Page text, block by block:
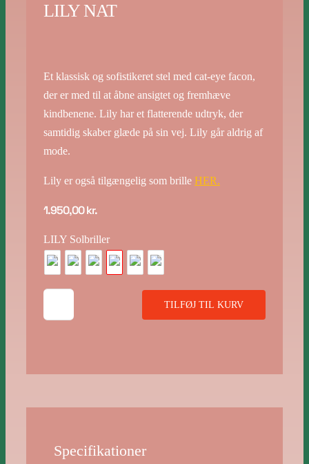
LILY NAT
Et klassisk og sofistikeret stel med cat-eye facon,
der er med til at åbne ansigtet og fremhæve
kindbenene. Lily har et flatterende udtryk, der
samtidig skaber glæde på sin vej. Lily går aldrig af
mode.
Lily er også tilgængelig som brille HER.
1.950,00kr.
LILY Solbriller
NAT
TILFØJ TIL KURV
Specifikationer